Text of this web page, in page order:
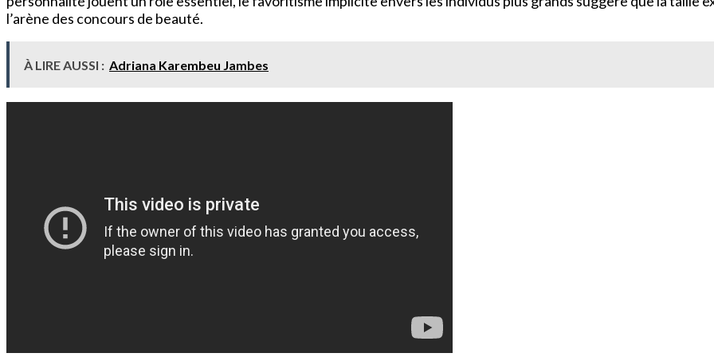
l’arène des concours de beauté.
À LIRE AUSSI : Adriana Karembeu Jambes